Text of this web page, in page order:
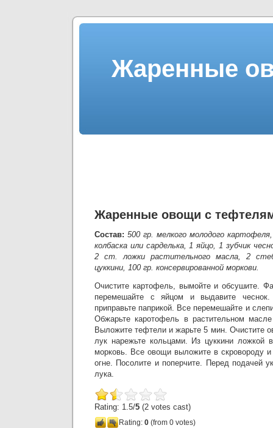
Жаренные
Жаренные овощи с
Состав: 500 гр. мелкого молодого
колбаска или сарделька, 1 яйцо, 1 зубчик
2 ст. ложки растительного масла, 2
цуккини, 100 гр. консервированной моркови.
Очистите картофель, вымойте и обсушите.
перемешайте с яйцом и выдавите чеснок.
приправьте паприкой. Все перемешайте и
Обжарьте каротофель в растительном
Выложите тефтели и жарьте 5 мин. Очистите
лук нарежьте кольцами. Из цуккини ложкой
морковь. Все овощи выложите в скровороду
огне. Посолите и поперчите. Перед подачей
лука.
Rating: 1.5/5 (2 votes cast)
Rating: 0 (from 0 votes)